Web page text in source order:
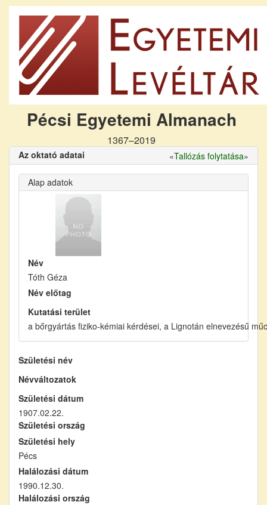
Pécsi Egyetemi Almanach
1367–2019
Az oktató adatai «Tallózás folytatása»
Alap adatok
Név
Tóth Géza
Név előtag
Kutatási terület
a bőrgyártás fiziko-kémiai kérdései, a Lignotán elnevezésű
Születési név
Névváltozatok
Születési dátum
1907.02.22.
Születési ország
Születési hely
Pécs
Halálozási dátum
1990.12.30.
Halálozási ország